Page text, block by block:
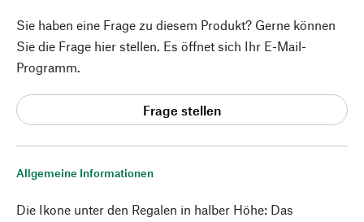
Allgemeine Informationen
Die Ikone unter den Regalen in halber Höhe: Das
Sie haben eine Frage zu diesem Produkt? Gerne können
Sie die Frage hier stellen. Es öffnet sich Ihr E-Mail-
Programm.
Frage stellen